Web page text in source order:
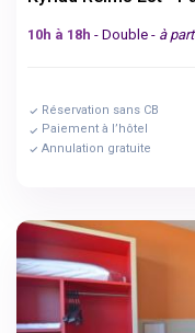
10h à 18h - Double - à
Réservation sans CB
Paiement à l’hôtel
Annulation gratuite